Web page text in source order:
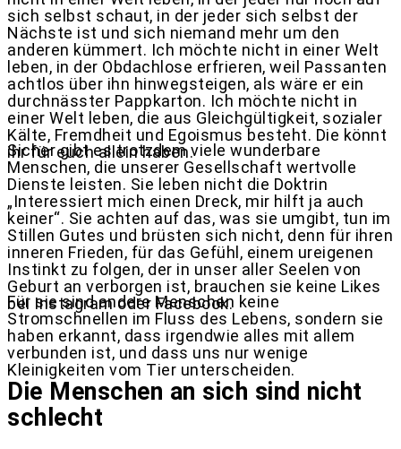
sich selbst schaut, in der jeder sich selbst der
Nächste ist und sich niemand mehr um den
anderen kümmert. Ich möchte nicht in einer Welt
leben, in der Obdachlose erfrieren, weil Passanten
achtlos über ihn hinwegsteigen, als wäre er ein
durchnässter Pappkarton. Ich möchte nicht in
einer Welt leben, die aus Gleichgültigkeit, sozialer
Kälte, Fremdheit und Egoismus besteht. Die könnt
ihr für euch allein haben.
Sicher gibt es trotzdem viele wunderbare
Menschen, die unserer Gesellschaft wertvolle
Dienste leisten. Sie leben nicht die Doktrin
„Interessiert mich einen Dreck, mir hilft ja auch
keiner“. Sie achten auf das, was sie umgibt, tun im
Stillen Gutes und brüsten sich nicht, denn für ihren
inneren Frieden, für das Gefühl, einem ureigenen
Instinkt zu folgen, der in unser aller Seelen von
Geburt an verborgen ist, brauchen sie keine Likes
bei Instagram oder Facebook.
Für sie sind andere Menschen keine
Stromschnellen im Fluss des Lebens, sondern sie
haben erkannt, dass irgendwie alles mit allem
verbunden ist, und dass uns nur wenige
Kleinigkeiten vom Tier unterscheiden.
Die Menschen an sich sind nicht
schlecht